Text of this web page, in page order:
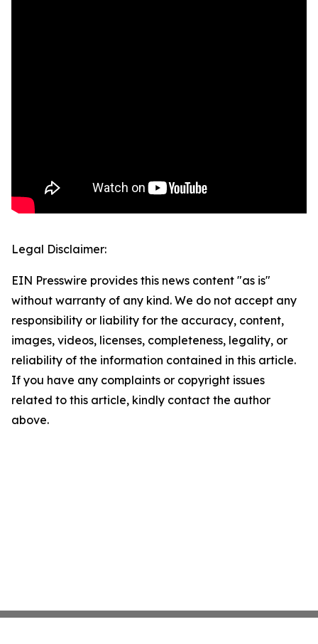
Legal Disclaimer:
EIN Presswire provides this news content "as is"
without warranty of any kind. We do not accept any
responsibility or liability for the accuracy, content,
images, videos, licenses, completeness, legality, or
reliability of the information contained in this article.
If you have any complaints or copyright issues
related to this article, kindly contact the author
above.